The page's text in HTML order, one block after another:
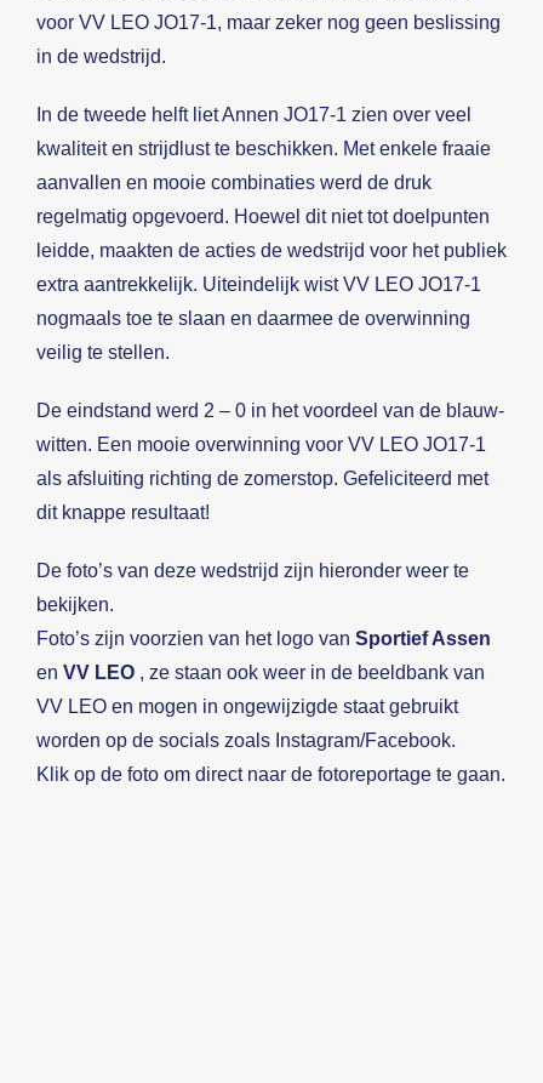
voor VV LEO JO17-1, maar zeker nog geen beslissing
in de wedstrijd.
In de tweede helft liet Annen JO17-1 zien over veel
kwaliteit en strijdlust te beschikken. Met enkele fraaie
aanvallen en mooie combinaties werd de druk
regelmatig opgevoerd. Hoewel dit niet tot doelpunten
leidde, maakten de acties de wedstrijd voor het publiek
extra aantrekkelijk. Uiteindelijk wist VV LEO JO17-1
nogmaals toe te slaan en daarmee de overwinning
veilig te stellen.
De eindstand werd 2 – 0 in het voordeel van de blauw-
witten. Een mooie overwinning voor VV LEO JO17-1
als afsluiting richting de zomerstop. Gefeliciteerd met
dit knappe resultaat!
De foto’s van deze wedstrijd zijn hieronder weer te
bekijken.
Foto’s zijn voorzien van het logo van Sportief Assen
en VV LEO, ze staan ook weer in de beeldbank van
VV LEO en mogen in ongewijzigde staat gebruikt
worden op de socials zoals Instagram/Facebook.
Klik op de foto om direct naar de fotoreportage te gaan.